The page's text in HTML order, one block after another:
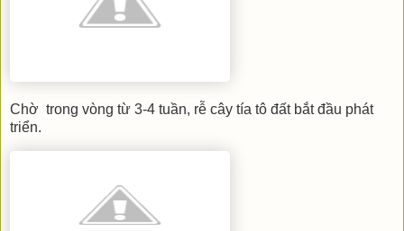
Chờ trong vòng từ 3-4 tuần, rễ cây tía tô đất bắt đầu phát
triển.